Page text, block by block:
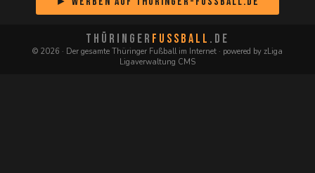
THÜRINGER FUSSBALL .DE
© 2026 · Der gesamte Thüringer Fußball im Internet · powered by zLiga
Ligaverwaltung CMS